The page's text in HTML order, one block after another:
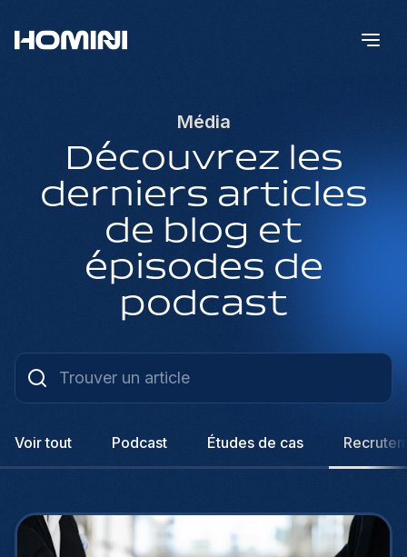
Média
Découvrez les
derniers articles
de blog et
épisodes de
podcast
Voir tout Podcast Études de cas